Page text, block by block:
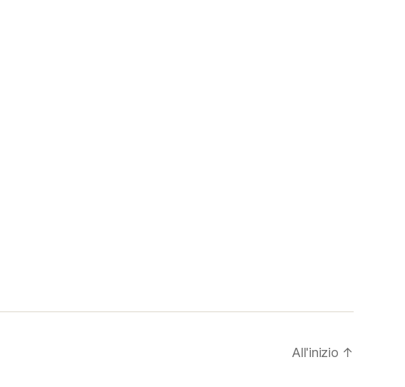
All'inizio ↑